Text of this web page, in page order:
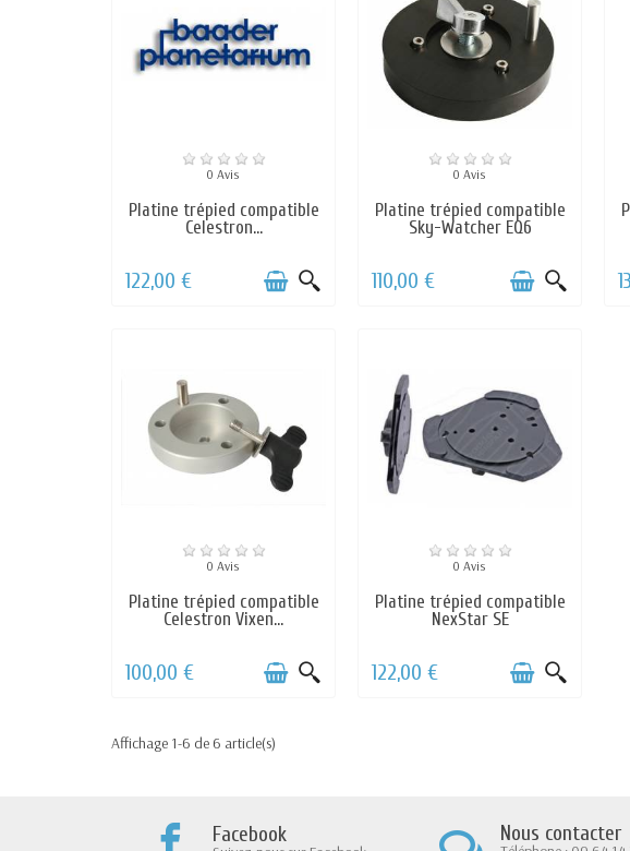
0 Avis
Platine trépied compatible
Celestron...
122,00 €
0 Avis
Platine trépied compatible
Sky-Watcher EQ6
110,00 €
0 Avis
Platine trépied compatible
Celestron Vixen...
100,00 €
0 Avis
Platine trépied compatible
NexStar SE
122,00 €
Affichage 1-6 de 6 article(s)
Facebook Nous contacter